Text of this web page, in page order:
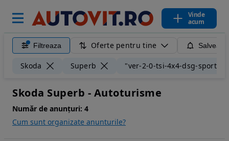
Vinde
acum
Filtreaza Oferte pentru tine
Skoda Superb "ver-2-0-tsi-4x4-dsg-
Skoda Superb - Autoturisme
Număr de anunțuri: 4
Cum sunt organizate anunturile?